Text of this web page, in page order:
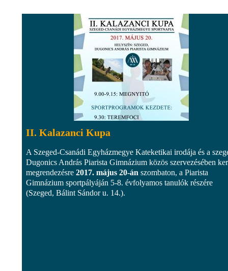
II. Kalazanci Kupa
A Szeged-Csanádi Egyházmegye Kateketikai irodája és a
Dugonics András Piarista Gimnázium közös szervezésében
megrendezésre 2017. május 20-án szombaton, a Piarista
Gimnázium sportpályáján 5-8. évfolyamos tanulók részére
(Szeged, Bálint Sándor u. 14.).